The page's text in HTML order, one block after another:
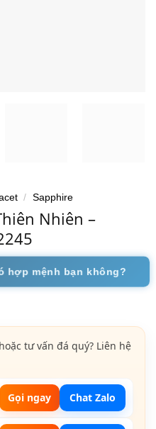
/ Sapphire
Nhiên –
hợp mệnh bạn không?
tư vấn đá quý? Liên hệ
Gọi ngay Chat Zalo